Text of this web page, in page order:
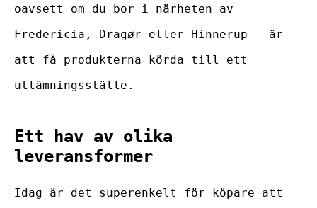
oavsett om du bor i närheten av
Fredericia, Dragør eller Hinnerup – är
att få produkterna körda till ett
utlämningsställe.
Ett hav av olika
leveransformer
Idag är det superenkelt för köpare att